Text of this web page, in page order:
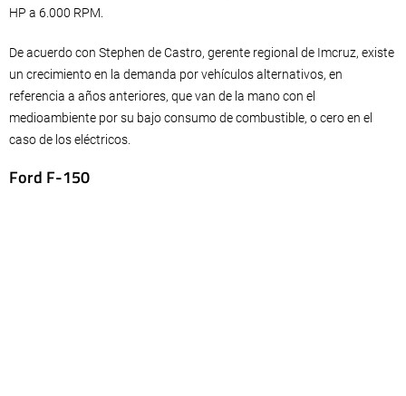
HP a 6.000 RPM.
De acuerdo con Stephen de Castro, gerente regional de Imcruz, existe
un crecimiento en la demanda por vehículos alternativos, en
referencia a años anteriores, que van de la mano con el
medioambiente por su bajo consumo de combustible, o cero en el
caso de los eléctricos.
Ford F-150